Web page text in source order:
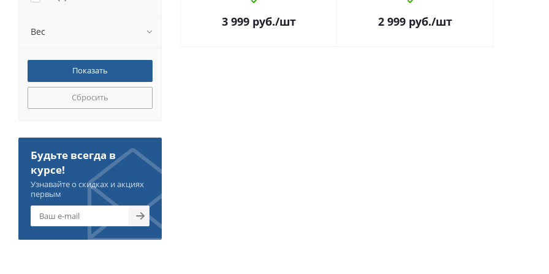
3 999 руб./шт 2 999 руб./шт
Вес
Сбросить
Будьте всегда в
курсе!
Узнавайте о скидках и акциях
первым